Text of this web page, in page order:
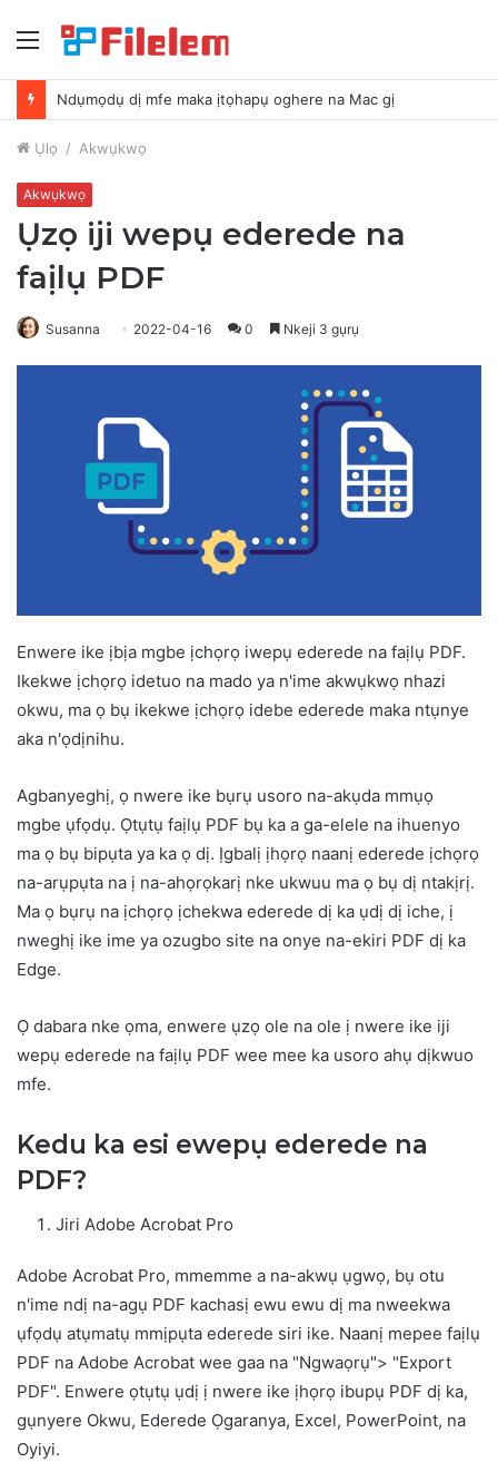
NchNhr
Ndụmọdụ dị mfe maka ịtọhapụ oghere na Mac gị
Ụlọ / Akwụkwọ
Akwụkwọ
Ụzọ iji wepụ ederede na
faịlụ PDF
Susanna 2022-04-16 0 Nkeji 3 gụrụ
Enwere ike ịbịa mgbe ịchọrọ iwepụ ederede na faịlụ PDF.
Ikekwe ịchọrọ idetuo na mado ya n'ime akwụkwọ nhazi
okwu, ma ọ bụ ikekwe ịchọrọ idebe ederede maka ntụnye
aka n'ọdịnihu.
Agbanyeghị, ọ nwere ike bụrụ usoro na-akụda mmụọ
mgbe ụfọdụ. Ọtụtụ faịlụ PDF bụ ka a ga-elele na ihuenyo
ma ọ bụ bipụta ya ka ọ dị. Ịgbalị ịhọrọ naanị ederede ịchọrọ
na-arụpụta na ị na-ahọrọkarị nke ukwuu ma ọ bụ dị ntakịrị.
Ma ọ bụrụ na ịchọrọ ịchekwa ederede dị ka ụdị dị iche, ị
nweghị ike ime ya ozugbo site na onye na-ekiri PDF dị ka
Edge.
Ọ dabara nke ọma, enwere ụzọ ole na ole ị nwere ike iji
wepụ ederede na faịlụ PDF wee mee ka usoro ahụ dịkwuo
mfe.
Kedu ka esi ewepụ ederede na
PDF?
Jiri Adobe Acrobat Pro
Adobe Acrobat Pro, mmemme a na-akwụ ụgwọ, bụ otu
n'ime ndị na-agụ PDF kachasị ewu ewu dị ma nweekwa
ụfọdụ atụmatụ mmịpụta ederede siri ike. Naanị mepee faịlụ
PDF na Adobe Acrobat wee gaa na "Ngwaọrụ"> "Export
PDF". Enwere ọtụtụ ụdị ị nwere ike ịhọrọ ibupụ PDF dị ka,
gụnyere Okwu, Ederede Ọgaranya, Excel, PowerPoint, na
Oyiyi.